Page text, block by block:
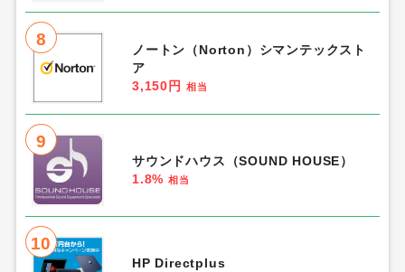
8
ノートン（Norton）シマンテックスト
ア
3,150円
相当
9
サウンドハウス（SOUND HOUSE）
1.8% 相当
10
HP Directplus